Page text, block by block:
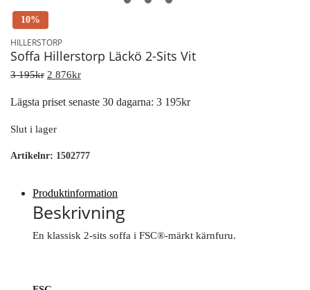
10%
HILLERSTORP
Soffa Hillerstorp Läckö 2-Sits Vit
3 195kr 2 876kr
Lägsta priset senaste 30 dagarna: 3 195kr
Slut i lager
Artikelnr: 1502777
Produktinformation
Beskrivning
En klassisk 2-sits soffa i FSC®-märkt kärnfuru.